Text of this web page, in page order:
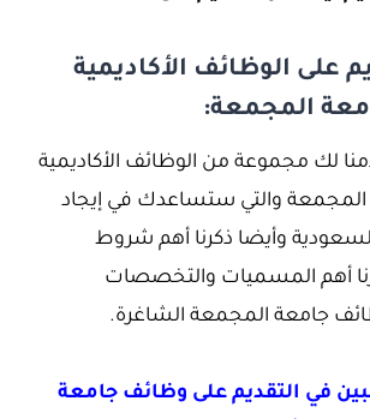
على الوظائف الأكاديمية
المجمعة:
لك مجموعة من الوظائف الأكاديمية
المجمعة والتي ستساعدك في إيجاد
وأيضا ذكرنا أهم شروط
أهم المسميات والتخصصات
جامعة المجمعة الشاغرة.
في التقديم على وظائف جامعة